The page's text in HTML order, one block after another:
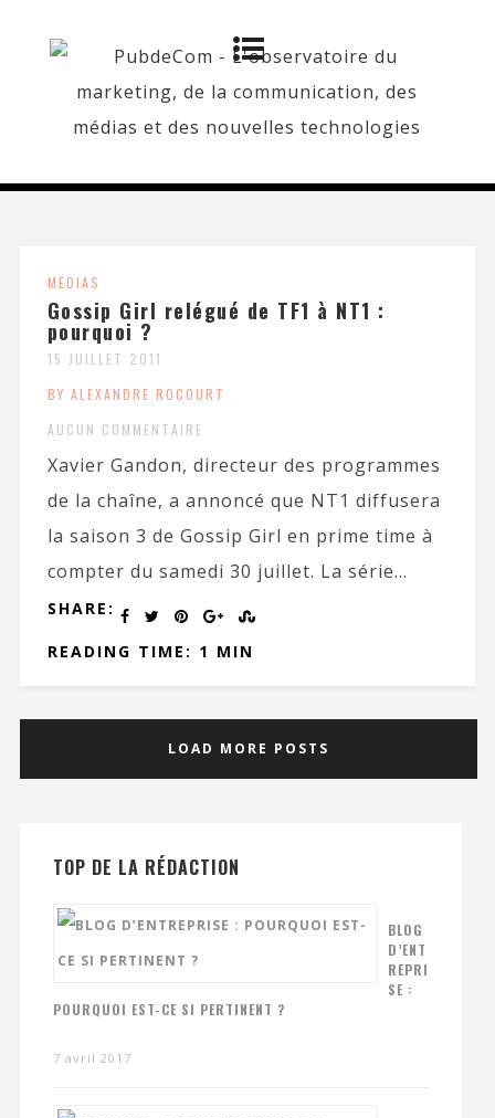
MÉDIAS
Gossip Girl relégué de TF1 à NT1 :
pourquoi ?
15 JUILLET 2011
BY ALEXANDRE ROCOURT
AUCUN COMMENTAIRE
Xavier Gandon, directeur des programmes
de la chaîne, a annoncé que NT1 diffusera
la saison 3 de Gossip Girl en prime time à
compter du samedi 30 juillet. La série...
SHARE:
READING TIME: 1 MIN
LOAD MORE POSTS
TOP DE LA RÉDACTION
BLOG
D’ENT
REPRI
SE :
POURQUOI EST-CE SI PERTINENT ?
7 avril 2017